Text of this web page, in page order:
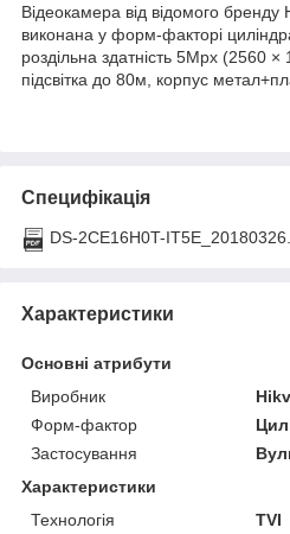
Відеокамера від відомого бренду
виконана у форм-факторі
роздільна здатність 5Мрх (2560 ×
підсвітка до 80м, корпус
Специфікація
DS-2CE16H0T-
Характеристики
Основні атрибути
Виробник
Форм-фактор
Застосування
Характеристики
Технологія
TVI